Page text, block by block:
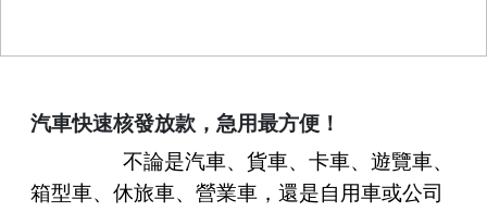
汽車快速核發放款，急用最方便！
不論是汽車、貨車、卡車、遊覽車、
箱型車、休旅車、營業車 ，還是自用車或公司